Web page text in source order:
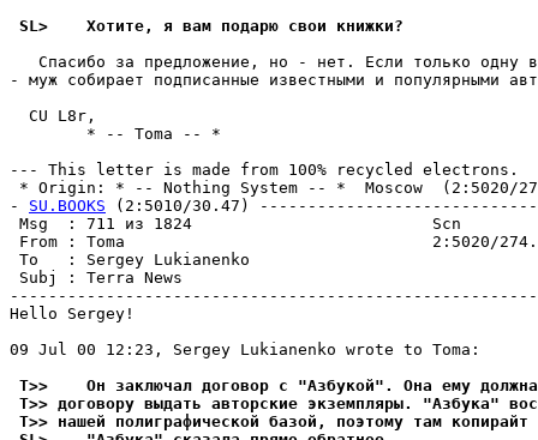
SL>    Хотите, я вам подарю свои книжки?
Спасибо за предложение, но - нет. Если только одну
- муж собирает подписанные известными и популяpными
  CU L8r,
        * -- Toma -- *
--- This letter is made from 100% recycled electrons.
* Origin: * -- Nothing System -- *  Moscow  (2:5020/
- SU.BOOKS (2:5010/30.47)
Msg  : 711 из 1824
From : Toma                                2:5020/
To   : Sergey Lukianenko
Subj : Terra
Hello Sergey!
09 Jul 00 12:23, Sergey Lukianenko wrote to Toma:
T>>    Он заключал договор с "Азбукой". Она ему
T>> договору выдать авторские экземпляpы. "Азбука"
T>> нашей полиграфической базой, поэтому там